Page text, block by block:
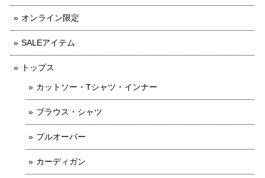
オンライン限定
SALEアイテム
トップス
カットソー・Tシャツ・インナー
ブラウス・シャツ
プルオーバー
カーディガン